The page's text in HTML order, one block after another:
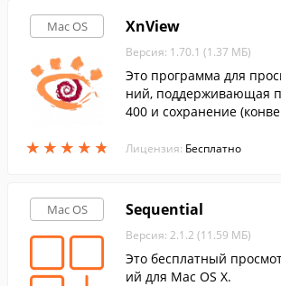
Mac OS
★ ★ ★ ★ ★
★ ★ ★ ★ ★
XnView
Версия: 1.70.1 (1.37 МБ)
Это программа для
ний, поддерживающая
400 и сохранение
ийных форматов файлов.
Лицензия: Бесплатно
Mac OS Sequential
Версия: 2.1.2 (11.59 МБ)
Это бесплатный
ий для Mac OS X.